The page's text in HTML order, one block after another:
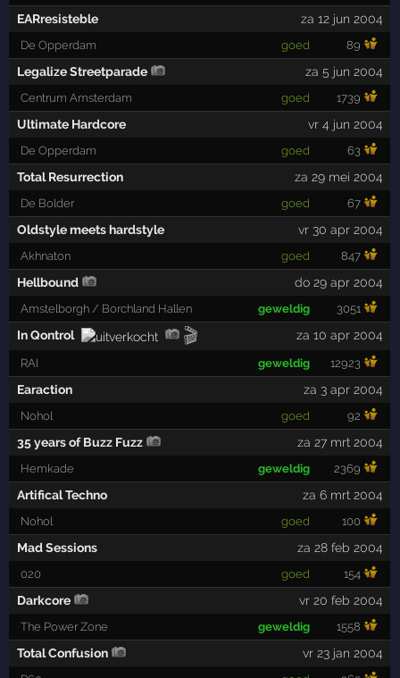
EARresisteble za 12 jun 2004
De Opperdam goed 89
Legalize Streetparade za 5 jun 2004
Centrum Amsterdam goed 1739
Ultimate Hardcore vr 4 jun 2004
De Opperdam goed 63
Total Resurrection za 29 mei 2004
De Bolder goed 67
Oldstyle meets hardstyle vr 30 apr 2004
Akhnaton goed 847
Hellbound do 29 apr 2004
Amstelborgh / Borchland Hallen geweldig 3051
In Qontrol 🎬 za 10 apr 2004
RAI geweldig 12923
Earaction za 3 apr 2004
Nohol goed 92
35 years of Buzz Fuzz za 27 mrt 2004
Hemkade geweldig 2369
Artifical Techno za 6 mrt 2004
Nohol goed 100
Mad Sessions za 28 feb 2004
020 goed 154
Darkcore vr 20 feb 2004
The Power Zone geweldig 1558
Total Confusion vr 23 jan 2004